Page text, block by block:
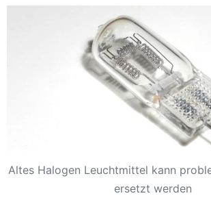
Altes Halogen Leuchtmittel kann
ersetzt werden